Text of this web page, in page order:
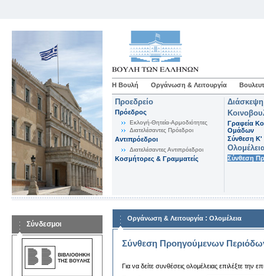
Η Βουλή Οργάνωση & Λειτουργία
Προεδρείο
Πρόεδρος
Εκλογή-Θητεία-Αρμοδιότητες
Διατελέσαντες Πρόεδροι
Αντιπρόεδροι
Διατελέσαντες Αντιπρόεδροι
Κοσμήτορες & Γραμματείς
Γραφεία
Ομάδων
Σύνθεση K'
Σύνθεση
Σύνδεσμοι
Οργάνωση & Λειτουργία : Ολομέλεια
Σύνθεση Προηγούμενων
Για να δείτε συνθέσεις ολομέλειας επιλέξτε την